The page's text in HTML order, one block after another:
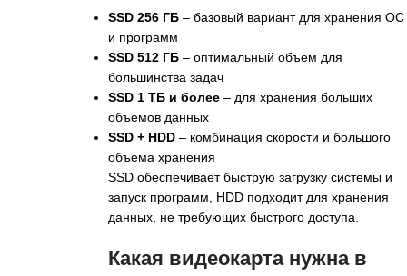
SSD 256 ГБ – базовый вариант для хранения ОС
и программ
SSD 512 ГБ – оптимальный объем для
большинства задач
SSD 1 ТБ и более – для хранения больших
объемов данных
SSD + HDD – комбинация скорости и большого
объема хранения
SSD обеспечивает быструю загрузку системы и
запуск программ, HDD подходит для хранения
данных, не требующих быстрого доступа.
Какая видеокарта нужна в